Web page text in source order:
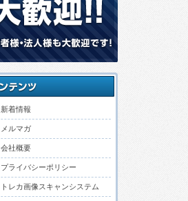
新着情報
メルマガ
会社概要
プライバシーポリシー
トレカ画像スキャンシステム